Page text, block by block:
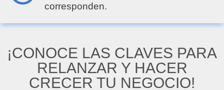
corresponden.
¡CONOCE LAS CLAVES PARA
RELANZAR Y HACER
CRECER TU NEGOCIO!